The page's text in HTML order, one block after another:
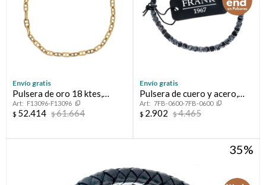
Envío gratis
Pulsera de oro 18 ktes,
MARINERO.
F13096-F13096
$ 52.414 $61.664
Envío gratis
Pulsera de cuero y acero,
FRANK7FB-0600-7FB-0600
$ 2.902 $4.465
35